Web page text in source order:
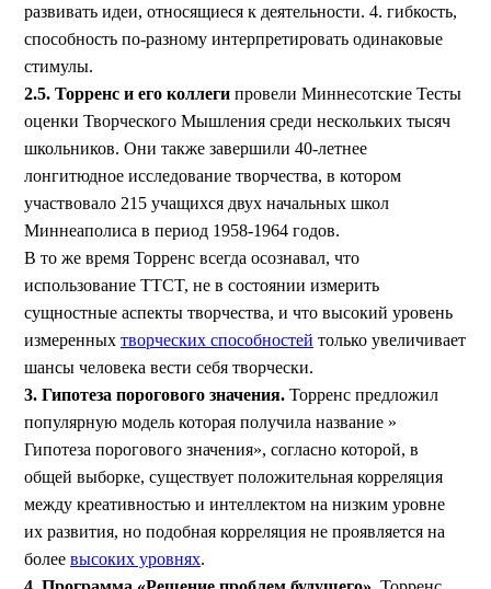
развивать идеи, относящиеся к деятельности. 4. гибкость,
способность по-разному интерпретировать одинаковые
стимулы.
2.5. Торренс и его коллеги провели Миннесотские Тесты
оценки Творческого Мышления среди нескольких тысяч
школьников. Они также завершили 40-летнее
лонгитюдное исследование творчества, в котором
участвовало 215 учащихся двух начальных школ
Миннеаполиса в период 1958-1964 годов.
В то же время Торренс всегда осознавал, что
использование TTCT, не в состоянии измерить
сущностные аспекты творчества, и что высокий уровень
измеренных творческих способностей только увеличивает
шансы человека вести себя творчески.
3. Гипотеза порогового значения. Торренс предложил
популярную модель которая получила название »
Гипотеза порогового значения», согласно которой, в
общей выборке, существует положительная корреляция
между креативностью и интеллектом на низким уровне
их развития, но подобная корреляция не проявляется на
более высоких уровнях.